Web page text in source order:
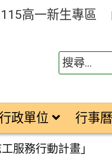
115高一新生專區
政單位 行事曆
服務行動計畫」